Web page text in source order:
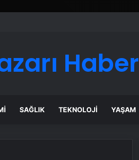
Ürünleri
Haber
SAĞLIK TEKNOLOJI YAŞAM